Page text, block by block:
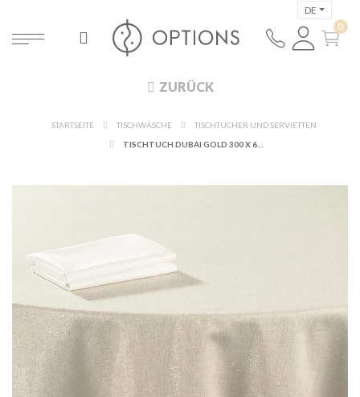
DE
ZURÜCK
STARTSEITE TISCHWÄSCHE
TISCHTÜCHER UND SERVIETTEN